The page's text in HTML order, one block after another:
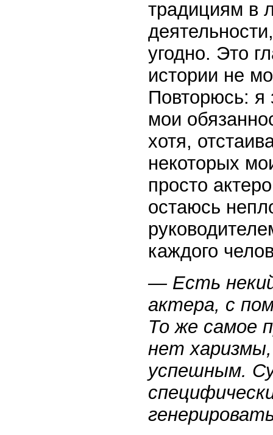
традициям в
угодно. Это
истории не
Повторюсь: я
мои
хотя,
некоторых
просто
остаюсь
каждого
— Есть
актера, с
То же самое
нет харизмы,
успешным.